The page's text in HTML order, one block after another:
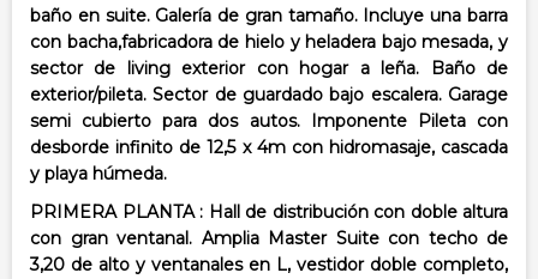
baño en suite. Galería de gran tamaño. Incluye una barra
con bacha,fabricadora de hielo y heladera bajo mesada, y
sector de living exterior con hogar a leña. Baño de
exterior/pileta. Sector de guardado bajo escalera. Garage
semi cubiertopara dos autos. Imponente Pileta con
desborde infinito de 12,5 x 4m con hidromasaje, cascada
y playa húmeda.
PRIMERA PLANTA : Hall de distribución con doble altura
con gran ventanal. Amplia Master Suite con techo de
3,20 de alto y ventanales en L, vestidor doble completo,